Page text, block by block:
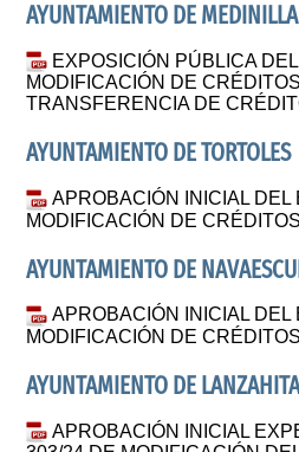
AYUNTAMIENTO DE MEDINILLA
EXPOSICIÓN PÚBLICA
MODIFICACIÓN DE
TRANSFERENCIA DE
AYUNTAMIENTO DE TORTOLES
APROBACIÓN INICIAL
MODIFICACIÓN DE
AYUNTAMIENTO DE
APROBACIÓN INICIAL
MODIFICACIÓN DE
AYUNTAMIENTO DE
APROBACIÓN INICIAL